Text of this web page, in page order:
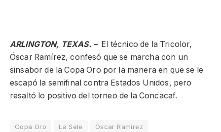
ARLINGTON, TEXAS. – El técnico de la Tricolor,
Óscar Ramírez, confesó que se marcha con un
sinsabor de la Copa Oro por la manera en que se le
escapó la semifinal contra Estados Unidos, pero
resaltó lo positivo del torneo de la Concacaf.
Copa Oro La Sele
Óscar Ramírez